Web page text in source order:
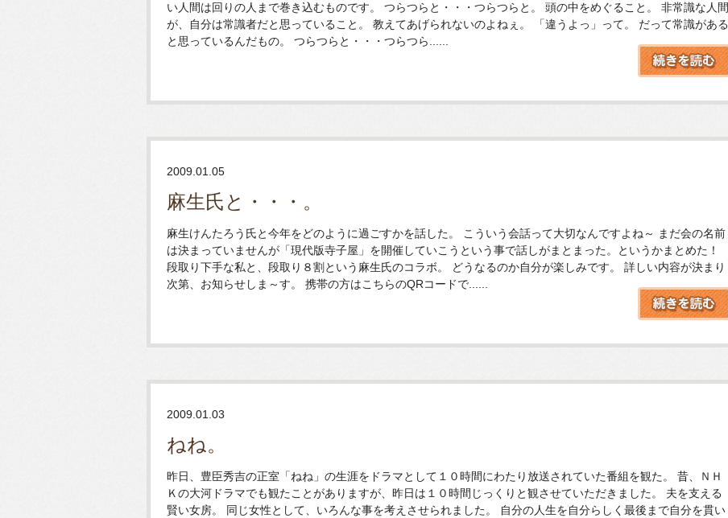
い人間は回りの人まで巻き込むものです。 つらつらと・・・つらつらと。 頭の中をめぐること。 非常識な人間
が、自分は常識者だと思っていること。 教えてあげられないのよねぇ。 「違うよっ」って。 だって常識がある
と思っているんだもの。 つらつらと・・・つらつら......
2009.01.05
麻生氏と・・・。
麻生けんたろう氏と今年をどのように過ごすかを話した。 こういう会話って大切なんですよね～ まだ会の名前
は決まっていませんが「現代版寺子屋」を開催していこうという事で話しがまとまった。というかまとめた！
段取り下手な私と、段取り８割という麻生氏のコラボ。 どうなるのか自分が楽しみです。 詳しい内容が決まり
次第、お知らせしま～す。 携帯の方はこちらのQRコードで......
2009.01.03
ねね。
昨日、豊臣秀吉の正室「ねね」の生涯をドラマとして１０時間にわたり放送されていた番組を観た。 昔、ＮＨ
Ｋの大河ドラマでも観たことがありますが、昨日は１０時間じっくりと観させていただきました。 夫を支える
賢い女房。 同じ女性として、いろんな事を考えさせられました。 自分の人生を自分らしく最後まで自分を貫い